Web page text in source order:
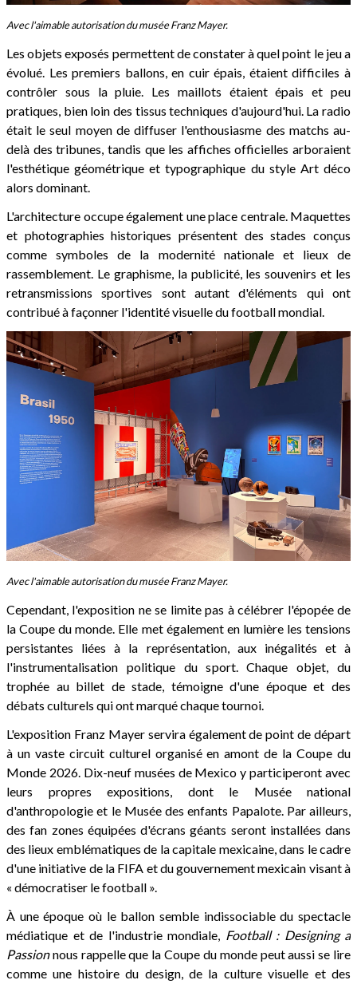
Avec l'aimable autorisation du musée Franz Mayer.
Les objets exposés permettent de constater à quel point le jeu a
évolué. Les premiers ballons, en cuir épais, étaient difficiles à
contrôler sous la pluie. Les maillots étaient épais et peu
pratiques, bien loin des tissus techniques d'aujourd'hui. La radio
était le seul moyen de diffuser l'enthousiasme des matchs au-
delà des tribunes, tandis que les affiches officielles arboraient
l'esthétique géométrique et typographique du style Art déco
alors dominant.
L'architecture occupe également une place centrale. Maquettes
et photographies historiques présentent des stades conçus
comme symboles de la modernité nationale et lieux de
rassemblement. Le graphisme, la publicité, les souvenirs et les
retransmissions sportives sont autant d'éléments qui ont
contribué à façonner l'identité visuelle du football mondial.
Avec l'aimable autorisation du musée Franz Mayer.
Cependant, l'exposition ne se limite pas à célébrer l'épopée de
la Coupe du monde. Elle met également en lumière les tensions
persistantes liées à la représentation, aux inégalités et à
l'instrumentalisation politique du sport. Chaque objet, du
trophée au billet de stade, témoigne d'une époque et des
débats culturels qui ont marqué chaque tournoi.
L'exposition Franz Mayer servira également de point de départ
à un vaste circuit culturel organisé en amont de la Coupe du
Monde 2026. Dix-neuf musées de Mexico y participeront avec
leurs propres expositions, dont le Musée national
d'anthropologie et le Musée des enfants Papalote. Par ailleurs,
des fan zones équipées d'écrans géants seront installées dans
des lieux emblématiques de la capitale mexicaine, dans le cadre
d'une initiative de la FIFA et du gouvernement mexicain visant à
« démocratiser le football ».
À une époque où le ballon semble indissociable du spectacle
médiatique et de l'industrie mondiale, Football : Designing a
Passionnous rappelle que la Coupe du monde peut aussi se lire
comme une histoire du design, de la culture visuelle et des